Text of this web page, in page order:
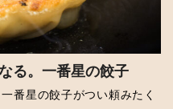
る。一番星の餃子
番星の餃子がつい頼みたく